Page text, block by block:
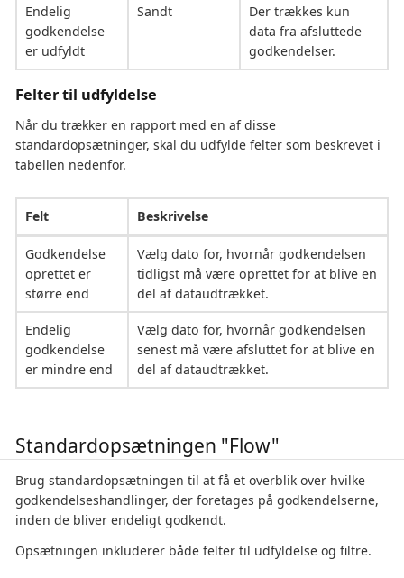
Endelig
godkendelse
er udfyldt
Sandt
Der trækkes kun
data fra afsluttede
godkendelser.
Felter til udfyldelse
Når du trækker en rapport med en af disse
standardopsætninger, skal du udfylde felter som beskrevet i
tabellen nedenfor.
Felt Beskrivelse
Godkendelse
oprettet er
større end
Vælg dato for, hvornår godkendelsen
tidligst må være oprettet for at blive en
del af dataudtrækket.
Endelig
godkendelse
er mindre end
Vælg dato for, hvornår godkendelsen
senest må være afsluttet for at blive en
del af dataudtrækket.
Standardopsætningen "Flow"
Brug standardopsætningen til at få et overblik over hvilke
godkendelseshandlinger, der foretages på godkendelserne,
inden de bliver endeligt godkendt.
Opsætningen inkluderer både felter til udfyldelse og filtre.